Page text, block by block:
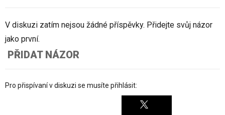
V diskuzi zatím nejsou žádné příspěvky. Přidejte svůj názor
jako první.
PŘIDAT NÁZOR
Pro přispívaní v diskuzi se musíte přihlásit: